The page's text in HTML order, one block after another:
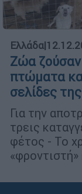
Ελλάδα|
Ζώα ζούσαν
πτώματα
σελίδες
Για την
τρεις
φέτος - Το